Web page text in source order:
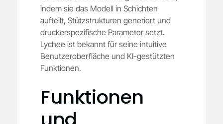
indem sie das Modell in Schichten
aufteilt, Stützstrukturen generiert und
druckerspezifische Parameter setzt.
Lychee ist bekannt für seine intuitive
Benutzeroberfläche und KI-gestützten
Funktionen.
Funktionen